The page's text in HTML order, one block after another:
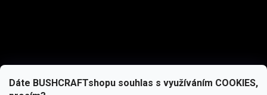
Dáte BUSHCRAFTshopu souhlas s využíváním COOKIES,